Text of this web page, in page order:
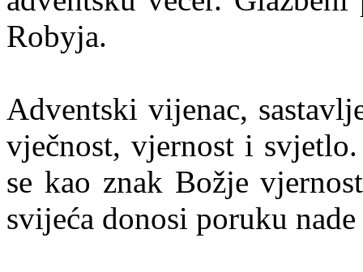
Robyja.
Adventski vijenac,
vječnost, vjernost i
se kao znak Božje
svijeća donosi poruku